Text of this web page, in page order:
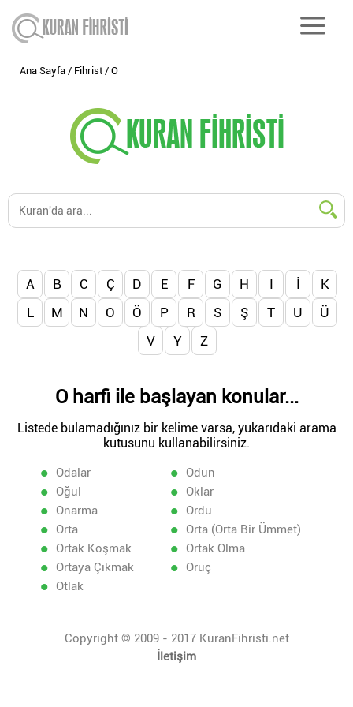
Ana Sayfa Fihrist O
A B C Ç D E F G H I İ
K
L
M N O Ö P R S Ş T U
Ü
V
Y Z
O harfi ile başlayan konular...
Listede bulamadığınız bir kelime varsa, yukarıdaki arama
kutusunu kullanabilirsiniz.
Odalar
Odun
Oğul
Oklar
Onarma
Ordu
Orta
Orta (Orta Bir Ümmet)
Ortak Koşmak
Ortak Olma
Ortaya Çıkmak
Oruç
Otlak
Copyright © 2009 - 2017 KuranFihristi.net
İletişim